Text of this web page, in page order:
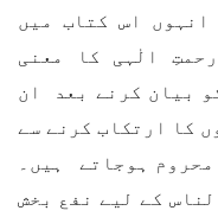
انہوں اس کتاب میں
الٰہی کا معنی
بیان کرنے بعد ان
کا ارتکاب کرنے سے
ہوجاتے ہیں۔
کے لیے نفع بخش